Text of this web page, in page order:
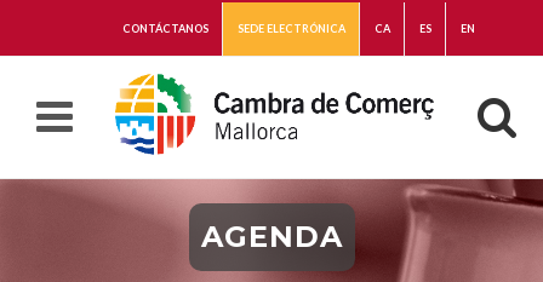
CONTÁCTANOS SEDE ELECTRÓNICA CA ES EN
AGENDA